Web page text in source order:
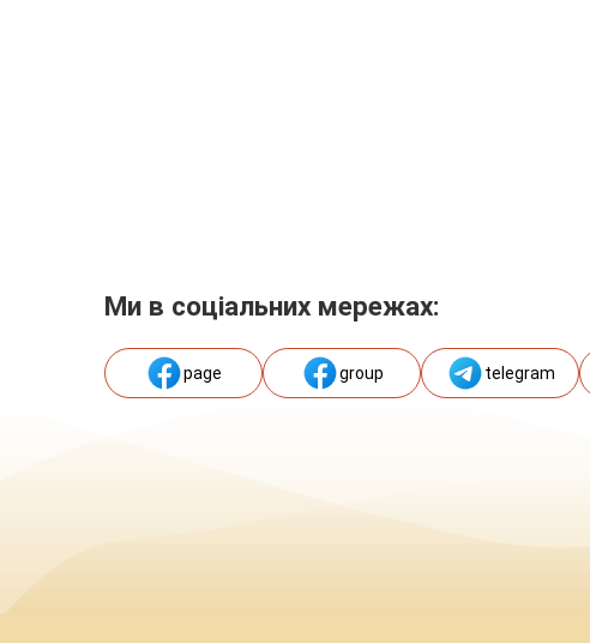
Ми в соціальних мережах:
page group telegram